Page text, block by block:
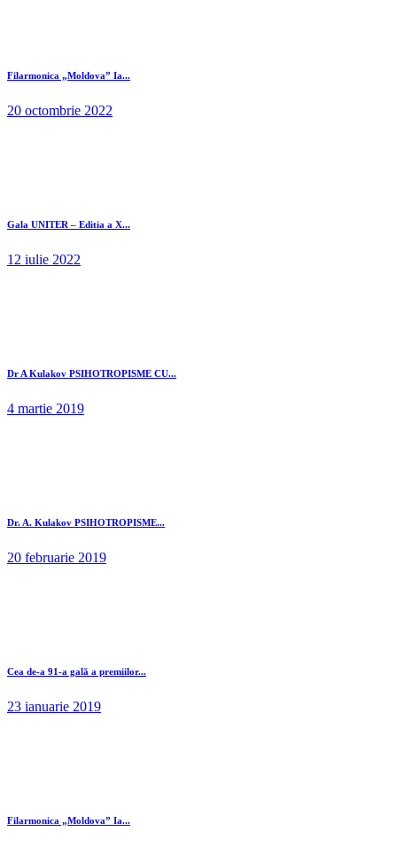
Filarmonica „Moldova” Ia...
20 octombrie 2022
Gala UNITER – Editia a X...
12 iulie 2022
Dr A Kulakov PSIHOTROPISME CU...
4 martie 2019
Dr. A. Kulakov PSIHOTROPISME...
20 februarie 2019
Cea de-a 91-a gală a premiilor...
23 ianuarie 2019
Filarmonica „Moldova” Ia...